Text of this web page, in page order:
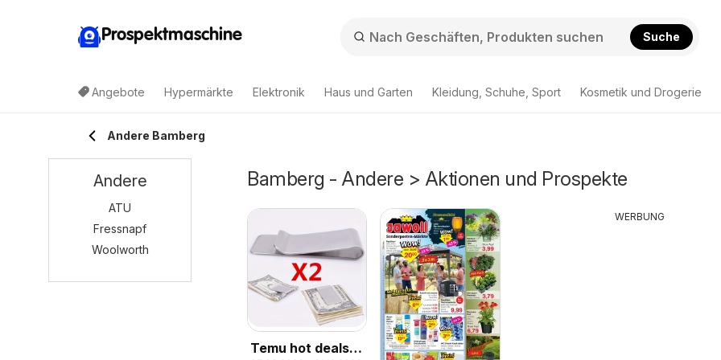
Prospektmaschine Suche
Angebote Hypermärkte Elektronik Haus und Garten Kleidung, Schuhe, Sport Kosmetik und Drogerie
Andere Bamberg
Bamberg - Andere > Aktionen und Prospekte
Temu hot deals –
WERBUNG
Andere
ATU
Fressnapf
Woolworth